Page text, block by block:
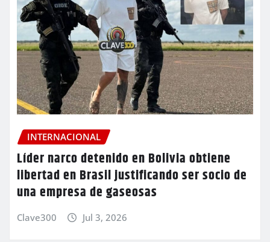
INTERNACIONAL
Líder narco detenido en Bolivia obtiene
libertad en Brasil justificando ser socio de
una empresa de gaseosas
Clave300 Jul 3, 2026